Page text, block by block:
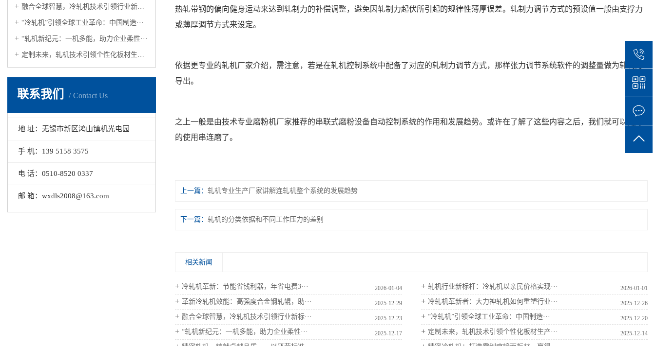
融合全球智慧，冷轧机技术引领行业新标···
“冷轧机”引领全球工业革命：中国制造···
“轧机新纪元：一机多能，助力企业柔性···
定制未来，轧机技术引领个性化板材生产···
联系我们 Contact Us
地 址：无锡市新区鸿山镇机光电园
手 机：139 5158 3575
电 话：0510-8520 0337
邮 箱：wxdls2008@163.com
热轧带钢的偏向健身运动来达到轧制力的补偿调整，避免因轧制力起伏所引起的规律性薄厚误差。轧制力调节方式的预设值一般由支撑力
或薄厚调节方式来设定。
依据更专业的轧机厂家介绍，需注意，若是在轧机控制系统中配备了对应的轧制力调节方式，那样张力调节系统软件的调整量做为轧制力
导出。
之上一般是由技术专业磨粉机厂家推荐的串联式磨粉设备自动控制系统的作用和发展趋势。或许在了解了这些内容之后，我们就可以更好
的使用串连磨了。
上一篇：轧机专业生产厂家讲解连轧机整个系统的发展趋势
下一篇：轧机的分类依据和不同工作压力的差别
相关新闻
冷轧机革新：节能省钱利器，年省电费3··· 2026-01-04 轧机行业新标杆：冷轧机以亲民价格实现··· 2026-01-01
革新冷轧机效能：高强度合金钢轧辊，助··· 2025-12-29 冷轧机革新者：大力神轧机如何重塑行业··· 2025-12-26
融合全球智慧，冷轧机技术引领行业新标··· 2025-12-23 “冷轧机”引领全球工业革命：中国制造··· 2025-12-20
“轧机新纪元：一机多能，助力企业柔性··· 2025-12-17 定制未来，轧机技术引领个性化板材生产··· 2025-12-14